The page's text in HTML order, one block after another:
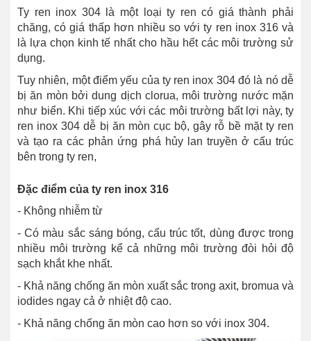
Ty ren inox 304 là một loại ty ren có giá thành phải
chăng, có giá thấp hơn nhiều so với ty ren inox 316 và
là lựa chọn kinh tế nhất cho hầu hết các môi trường sử
dụng.
Tuy nhiên, một điểm yếu của ty ren inox 304 đó là nó dễ
bị ăn mòn bởi dung dịch clorua, môi trường nước mặn
như biển. Khi tiếp xúc với các môi trường bất lợi này, ty
ren inox 304 dễ bị ăn mòn cục bộ, gây rỗ bề mặt ty ren
và tạo ra các phản ứng phá hủy lan truyền ở cấu trúc
bên trong ty ren,
Đặc điểm của ty ren inox 316
- Không nhiễm từ
- Có màu sắc sáng bóng, cấu trúc tốt, dùng được trong
nhiều môi trường kể cả những môi trường đòi hỏi độ
sạch khắt khe nhất.
- Khả năng chống ăn mòn xuất sắc trong axit, bromua và
iodides ngay cả ở nhiệt độ cao.
- Khả năng chống ăn mòn cao hơn so với inox 304.